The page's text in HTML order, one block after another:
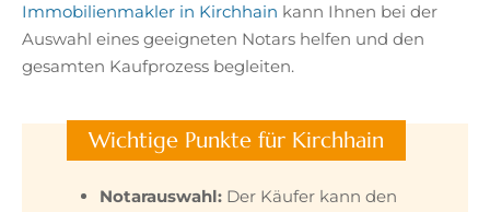
Immobilienmakler in Kirchhain kann Ihnen bei der
Auswahl eines geeigneten Notars helfen und den
gesamten Kaufprozess begleiten.
Wichtige Punkte für Kirchhain
Notarauswahl: Der Käufer kann den